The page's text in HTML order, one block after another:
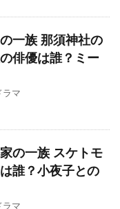
一族 那須神社の
俳優は誰？ミー
ラマ
の一族 スケトモ
誰？小夜子との
ラマ